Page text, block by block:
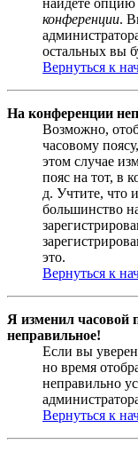
найдёте опцию
конференции.
остальных вы
Вернуться к
На конференции
Возможно,
часовому
этом случае
пояс на тот, в
д. Учтите, что
большинство
это.
Вернуться к
Я изменил часовой
неправильное!
Если вы
но время
неправильно
Вернуться к